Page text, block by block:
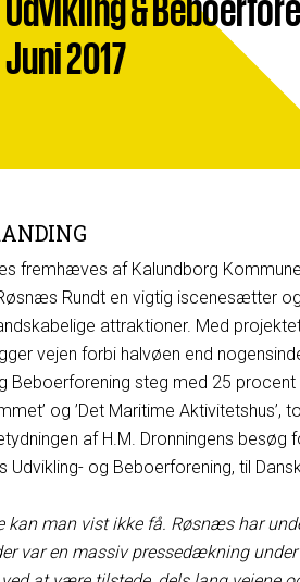
Udvikling &
Juni 2017
fremhæves af Kalundborg
Rundt en vigtig iscenesætter
attraktioner. Med
vejen forbi halvøen end
Beboerforening steg med 25
og ’Det Maritime
af H.M. Dronningens
og Beboerforening, til
kan man vist ikke få. Røsnæs har
var en massiv pressedækning